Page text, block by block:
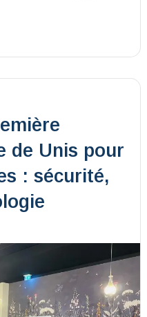
de Unis pour
: sécurité,